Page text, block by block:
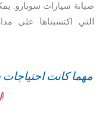
صيانة سيارات سوبارو.
التي اكتسبناها على
مهما كانت
اتصل بنا اليوم!